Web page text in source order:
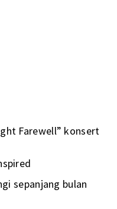
Farewell” konsert
sepanjang bulan